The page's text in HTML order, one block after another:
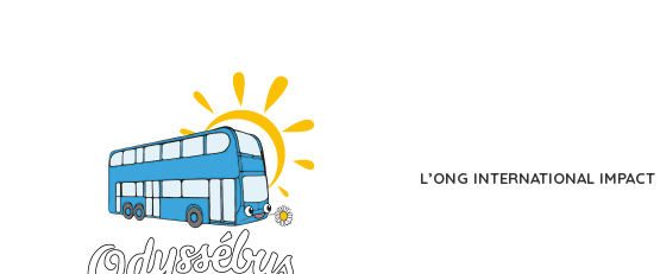
L’ONG INTERNATIONAL IMPACT